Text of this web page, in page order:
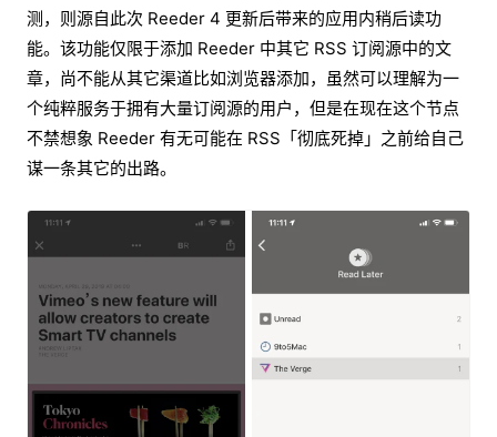
测，则源自此次 Reeder 4 更新后带来的应用内稍后读功
能。该功能仅限于添加 Reeder 中其它 RSS 订阅源中的文
章，尚不能从其它渠道比如浏览器添加，虽然可以理解为一
个纯粹服务于拥有大量订阅源的用户，但是在现在这个节点
不禁想象 Reeder 有无可能在 RSS「彻底死掉」之前给自己
谋一条其它的出路。